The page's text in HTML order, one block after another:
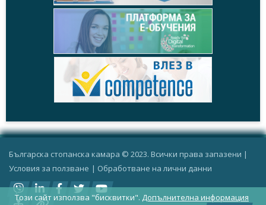
Българска стопанска камара © 2023. Всички права запазени |
Условия за ползване | Oбработване на лични данни
Този сайт използва "бисквитки". Допълнителна информация